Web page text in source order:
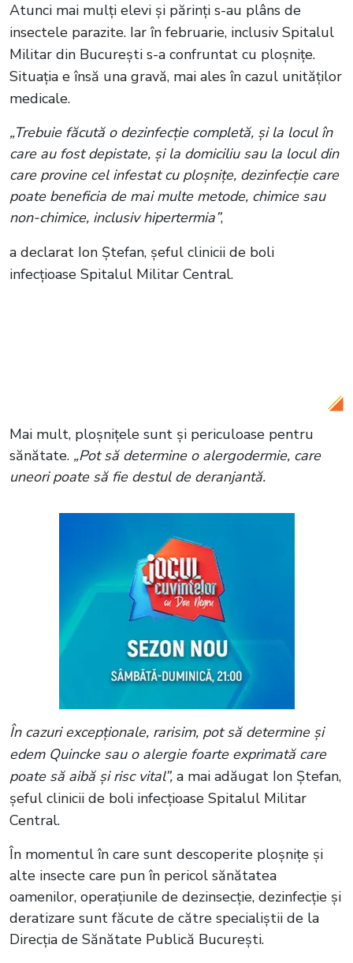
Atunci mai mulți elevi și părinți s-au plâns de
insectele parazite. Iar în februarie, inclusiv Spitalul
Militar din București s-a confruntat cu ploșnițe.
Situația e însă una gravă, mai ales în cazul unităților
medicale.
„Trebuie făcută o dezinfecție completă, și la locul în
care au fost depistate, și la domiciliu sau la locul din
care provine cel infestat cu ploșnițe, dezinfecție care
poate beneficia de mai multe metode, chimice sau
non-chimice, inclusiv hipertermia”,
a declarat Ion Ștefan, șeful clinicii de boli
infecțioase Spitalul Militar Central.
Mai mult, ploșnițele sunt și periculoase pentru
sănătate. „Pot să determine o alergodermie, care
uneori poate să fie destul de deranjantă.
În cazuri excepționale, rarisim, pot să determine și
edem Quincke sau o alergie foarte exprimată care
poate să aibă și risc vital”, a mai adăugat Ion Ștefan,
șeful clinicii de boli infecțioase Spitalul Militar
Central.
În momentul în care sunt descoperite ploșnițe și
alte insecte care pun în pericol sănătatea
oamenilor, operațiunile de dezinsecție, dezinfecție și
deratizare sunt făcute de către specialiștii de la
Direcția de Sănătate Publică București.